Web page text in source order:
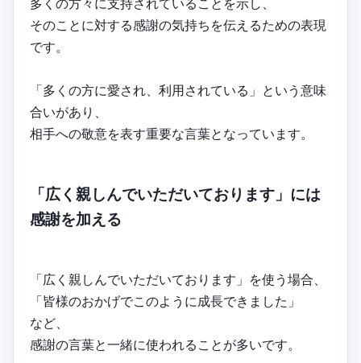
多くの方々に支持されていることを示し、
そのことに対する感謝の気持ちを伝えるための表現
です。
「多くの方に愛され、利用されている」という意味
合いがあり、
相手への敬意を表す重要な言葉となっています。
「広く親しんでいただいております」には
感謝を加える
「広く親しんでいただいております」を使う場合、
「皆様のおかげでこのように成長できました」
など、
感謝の言葉と一緒に使われることが多いです。